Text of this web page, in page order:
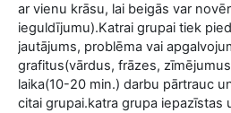
ar vienu krāsu, lai beigās var
ieguldījumu).Katrai grupai tiek
jautājums, problēma vai
grafitus(vārdus, frāzes,
laika(10-20 min.) darbu pārtrauc
citai grupai.katra grupa iepazīstas